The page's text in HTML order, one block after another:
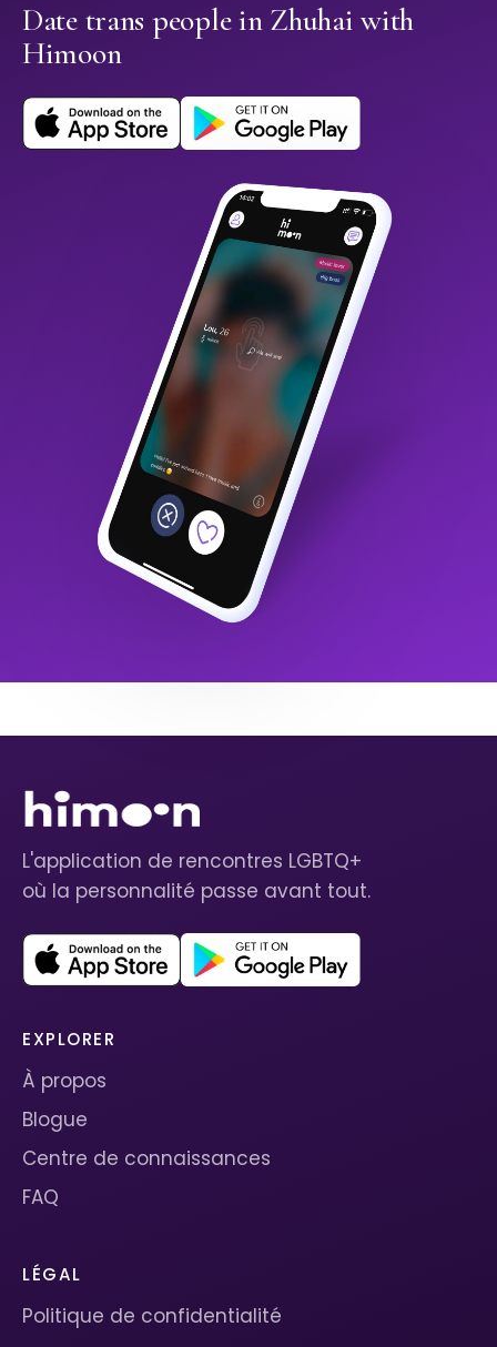
Date trans people in Zhuhai with
Himoon
L'application de rencontres LGBTQ+
où la personnalité passe avant tout.
EXPLORER
À propos
Blogue
Centre de connaissances
FAQ
LÉGAL
Politique de confidentialité